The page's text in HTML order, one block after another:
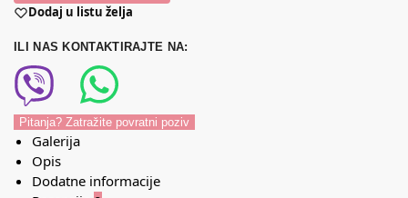
Dodaj u listu želja
ILI NAS KONTAKTIRAJTE NA:
Pitanja? Zatražite povratni poziv
Galerija
Opis
Dodatne informacije